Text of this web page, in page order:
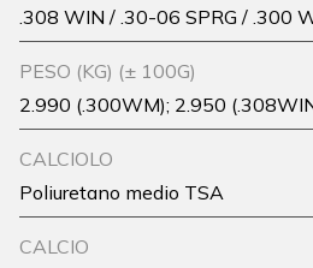
.308 WIN / .30-06 SPRG / .300
PESO (KG) (± 100G)
2.990 (.300WM); 2.950
CALCIOLO
Poliuretano medio TSA
CALCIO